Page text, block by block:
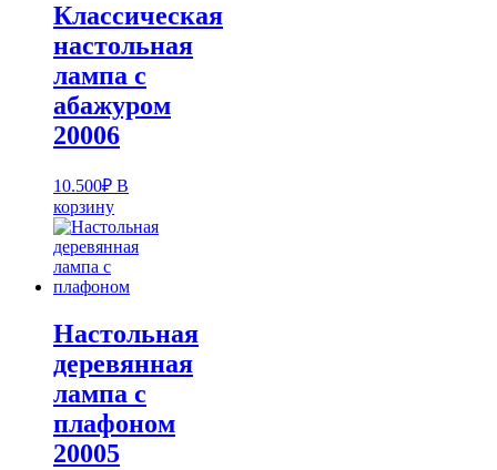
Классическая
настольная
лампа с
абажуром
20006
10.500₽ В
корзину
Настольная
деревянная
лампа с
плафоном
20005